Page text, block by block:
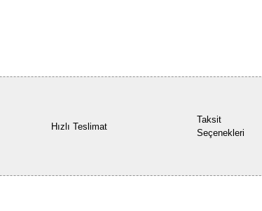
Hızlı Teslimat
Taksit
Seçenekleri